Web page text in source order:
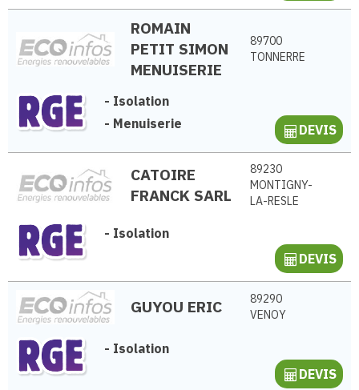
ROMAIN
PETIT SIMON
MENUISERIE
89700
TONNERRE
- Isolation
- Menuiserie DEVIS
CATOIRE
FRANCK SARL
89230
MONTIGNY-
LA-RESLE
- Isolation
DEVIS
GUYOU ERIC
89290
VENOY
- Isolation
DEVIS